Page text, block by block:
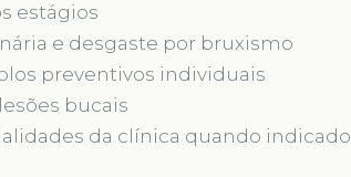
estágios
e desgaste por bruxismo
preventivos individuais
bucais
da clínica quando indicado